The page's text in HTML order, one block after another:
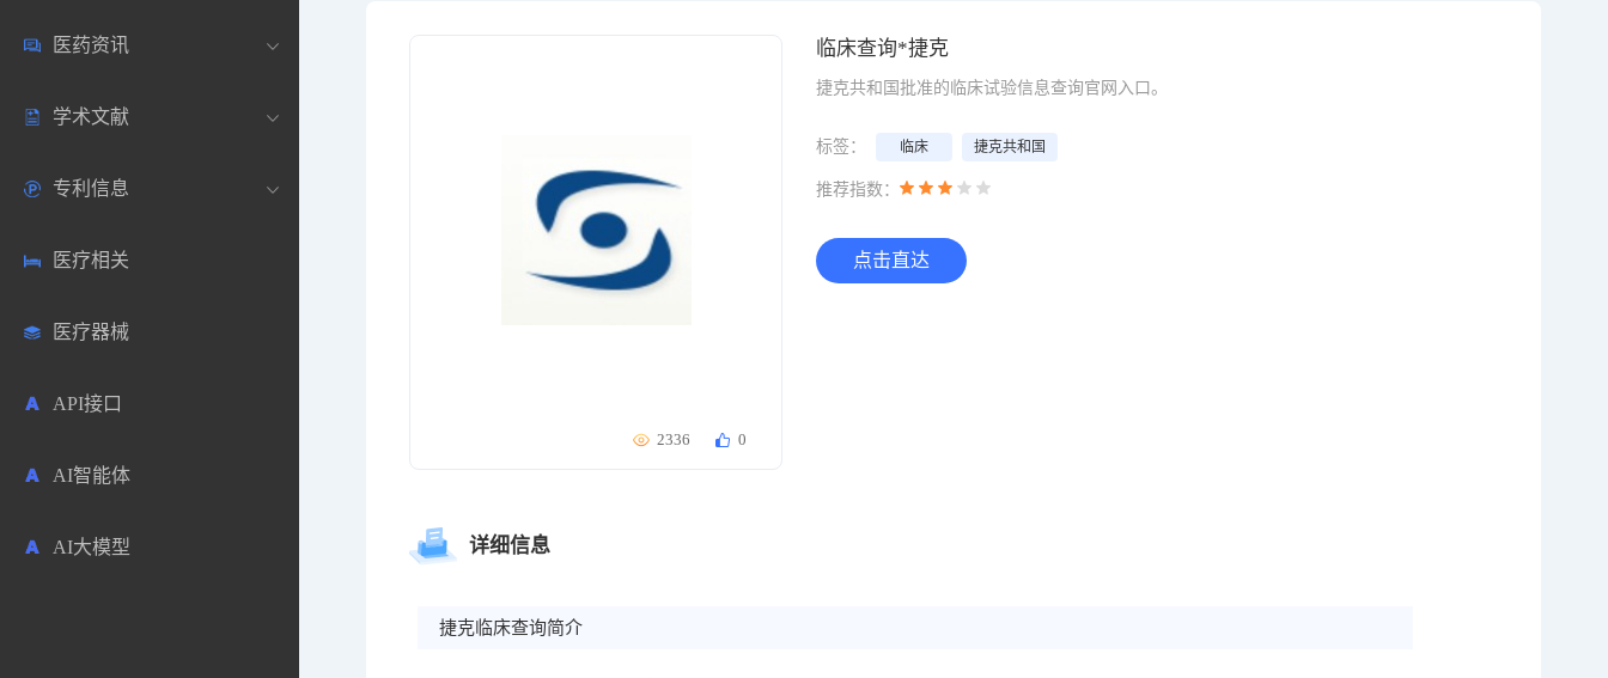
邮箱登录
药典网站
药品说明书
药物临床
生物数据库
药品市场信息
合成化工
药物分析
毒性数据库
原辅料包材
中国
美国
欧洲
日本
其他各国
医药资讯
医药新闻
医药论坛
药研咨询
医药科普
学术文献
学术搜索
SciHub文献
文献下载
文献管理
专利信息
各国专利局官方查询
医药专利
商业专利数据库
免费专利库
医疗相关
医疗器械
API接口
AI智能体
AI大模型
2336 0
临床查询*捷克
捷克共和国批准的临床试验信息查询官网入口。
标签： 临床 捷克共和国
推荐指数：
点击直达
详细信息
捷克临床查询简介